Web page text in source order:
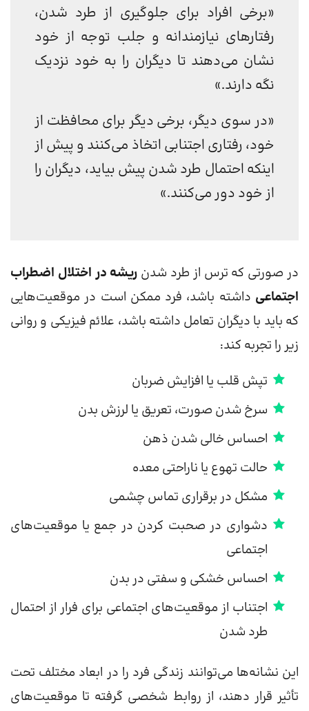
«برخی افراد برای جلوگیری از طرد شدن،
رفتارهای نیازمندانه و جلب توجه از خود
نشان می‌دهند تا دیگران را به خود نزدیک
نگه دارند.»
«در سوی دیگر، برخی دیگر برای محافظت از
خود، رفتاری اجتنابی اتخاذ می‌کنند و پیش از
اینکه احتمال طرد شدن پیش بیاید، دیگران را
از خود دور می‌کنند.»
در صورتی که ترس از طرد شدن ریشه در اختلال اضطراب
اجتماعی داشته باشد، فرد ممکن است در موقعیت‌هایی
که باید با دیگران تعامل داشته باشد، علائم فیزیکی و روانی
زیر را تجربه کند:
تپش قلب یا افزایش ضربان
سرخ شدن صورت، تعریق یا لرزش بدن
احساس خالی شدن ذهن
حالت تهوع یا ناراحتی معده
مشکل در برقراری تماس چشمی
دشواری در صحبت کردن در جمع یا موقعیت‌های
اجتماعی
احساس خشکی و سفتی در بدن
اجتناب از موقعیت‌های اجتماعی برای فرار از احتمال
طرد شدن
این نشانه‌ها می‌توانند زندگی فرد را در ابعاد مختلف تحت
تأثیر قرار دهند، از روابط شخصی گرفته تا موقعیت‌های